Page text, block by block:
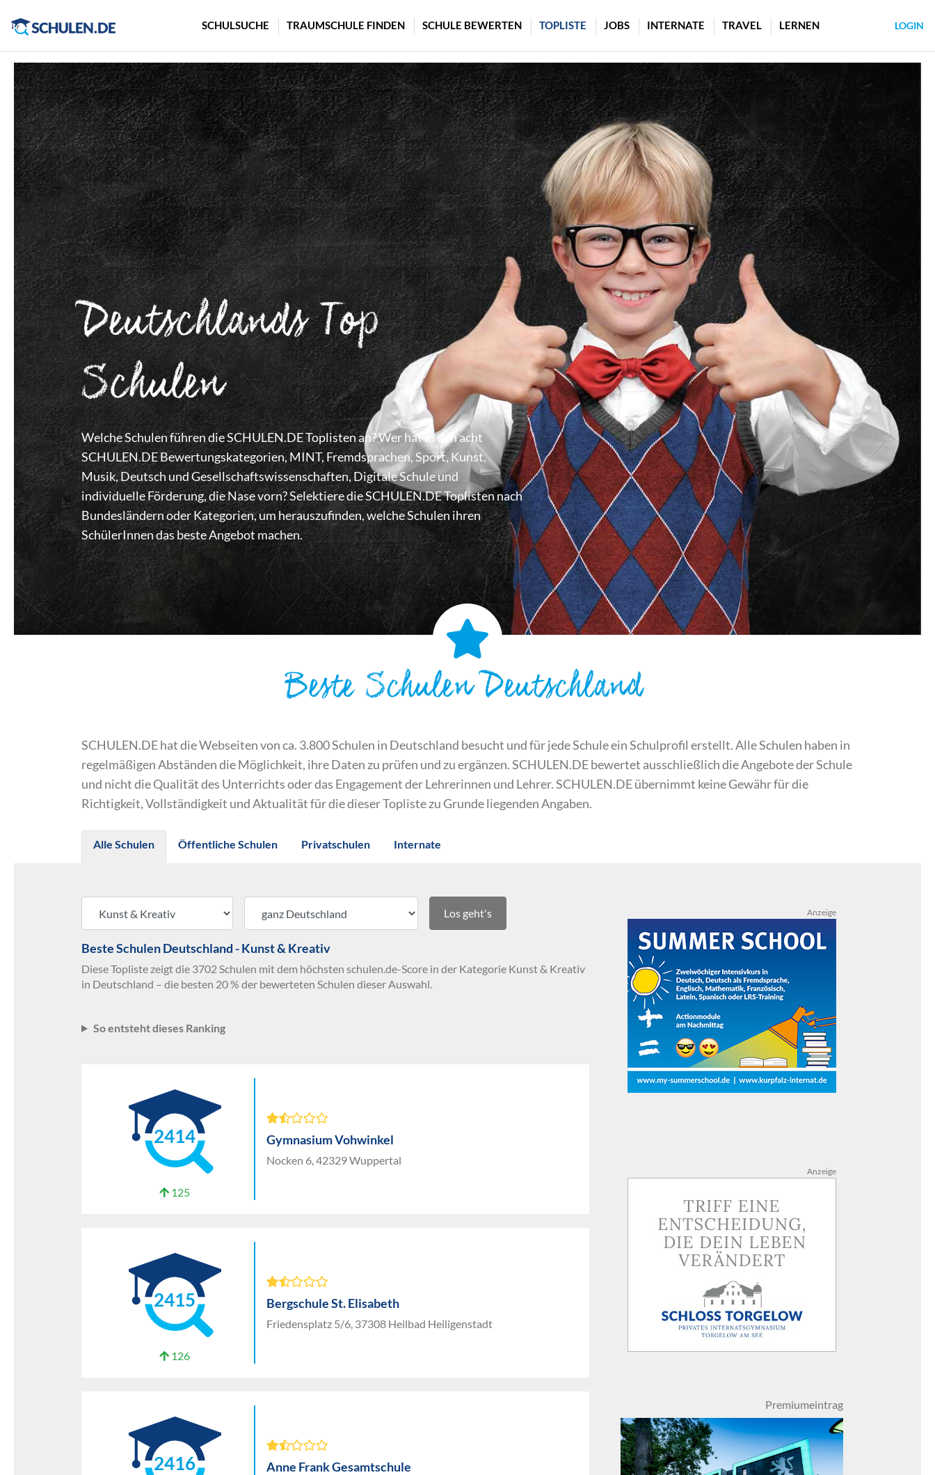
SCHULSUCHE TRAUMSCHULE FINDEN SCHULE BEWERTEN TOPLISTE JOBS INTERNATE TRAVEL LERNEN LOGIN
Deutschlands Top
Schulen
Welche Schulen führen die SCHULEN.DE Toplisten an? Wer hat in den acht
SCHULEN.DE Bewertungskategorien, MINT, Fremdsprachen, Sport, Kunst,
Musik, Deutsch und Gesellschaftswissenschaften, Digitale Schule und
individuelle Förderung, die Nase vorn? Selektiere die SCHULEN.DE Toplisten nach
Bundesländern oder Kategorien, um herauszufinden, welche Schulen ihren
SchülerInnen das beste Angebot machen.
Beste Schulen Deutschland
SCHULEN.DE hat die Webseiten von ca. 3.800 Schulen in Deutschland besucht und für jede Schule ein Schulprofil erstellt. Alle Schulen haben in
regelmäßigen Abständen die Möglichkeit, ihre Daten zu prüfen und zu ergänzen. SCHULEN.DE bewertet ausschließlich die Angebote der Schule
und nicht die Qualität des Unterrichts oder das Engagement der Lehrerinnen und Lehrer. SCHULEN.DE übernimmt keine Gewähr für die
Richtigkeit, Vollständigkeit und Aktualität für die dieser Topliste zu Grunde liegenden Angaben.
Alle Schulen Öffentliche Schulen Privatschulen Internate
Los geht's
Beste Schulen Deutschland - Kunst & Kreativ
Diese Topliste zeigt die 3702 Schulen mit dem höchsten schulen.de-Score in der Kategorie Kunst & Kreativ
in Deutschland – die besten 20 % der bewerteten Schulen dieser Auswahl.
So entsteht dieses Ranking
2414
125
Gymnasium Vohwinkel
Nocken 6, 42329 Wuppertal
2415
126
Bergschule St. Elisabeth
Friedensplatz 5/6, 37308 Heilbad Heiligenstadt
2416 Anne Frank Gesamtschule
Anzeige
Anzeige
Premiumeintrag